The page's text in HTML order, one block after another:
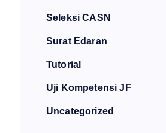
Seleksi CASN
Surat Edaran
Tutorial
Uji Kompetensi JF
Uncategorized